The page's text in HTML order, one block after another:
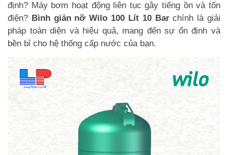
định? Máy bơm hoạt động liên tục gây tiếng ồn và tốn
điện? Bình giản nỡ Wilo 100 Lít 10 Barchính là giải
pháp toàn diện và hiệu quả, mang đến sự ổn định và
bền bỉ cho hệ thống cấp nước của bạn.